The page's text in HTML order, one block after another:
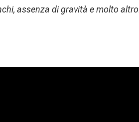
assenza di gravità e molto